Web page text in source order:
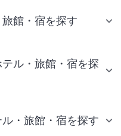
館・宿を探す
ル・旅館・宿を探
・旅館・宿を探す